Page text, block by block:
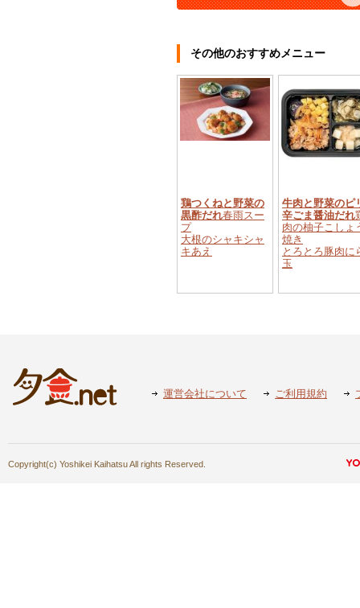
その他のおすすめメニュー
鶏つくねと野菜の
黒酢だれ春雨スー
プ
大根のシャキシャ
キあえ
牛肉と野菜のピ
辛ごま醤油だれ
肉の柚子こしょ
焼き
とろとろ豚肉に
玉
運営会社について ご利用規約
Copyright(c) Yoshikei Kaihatsu All rights Reserved.